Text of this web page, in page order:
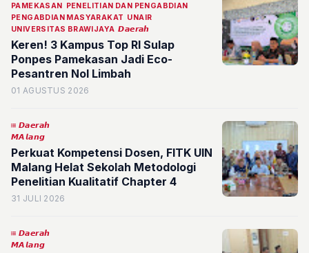
PAMEKASAN
PENELITIAN DAN PENGABDIAN
PENGABDIAN MASYARAKAT UNAIR
UNIVERSITAS BRAWIJAYA 𝘿𝙖𝙚𝙧𝙖𝙝
Keren! 3 Kampus Top RI Sulap
Ponpes Pamekasan Jadi Eco-
Pesantren Nol Limbah
01 AGUSTUS 2026
𝘿𝙖𝙚𝙧𝙖𝙝
𝙈𝘼𝙡𝙖𝙣𝙜
Perkuat Kompetensi Dosen, FITK UIN
Malang Helat Sekolah Metodologi
Penelitian Kualitatif Chapter 4
31 JULI 2026
𝘿𝙖𝙚𝙧𝙖𝙝
𝙈𝘼𝙡𝙖𝙣𝙜